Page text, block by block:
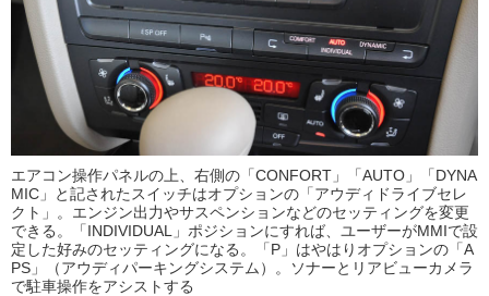
エアコン操作パネルの上、右側の「CONFORT」「AUTO」「DYNA
MIC」と記されたスイッチはオプションの「アウディドライブセレ
クト」。エンジン出力やサスペンションなどのセッティングを変更
できる。「INDIVIDUAL」ポジションにすれば、ユーザーがMMIで設
定した好みのセッティングになる。「P」はやはりオプションの「A
PS」（アウディパーキングシステム）。ソナーとリアビューカメラ
で駐車操作をアシストする